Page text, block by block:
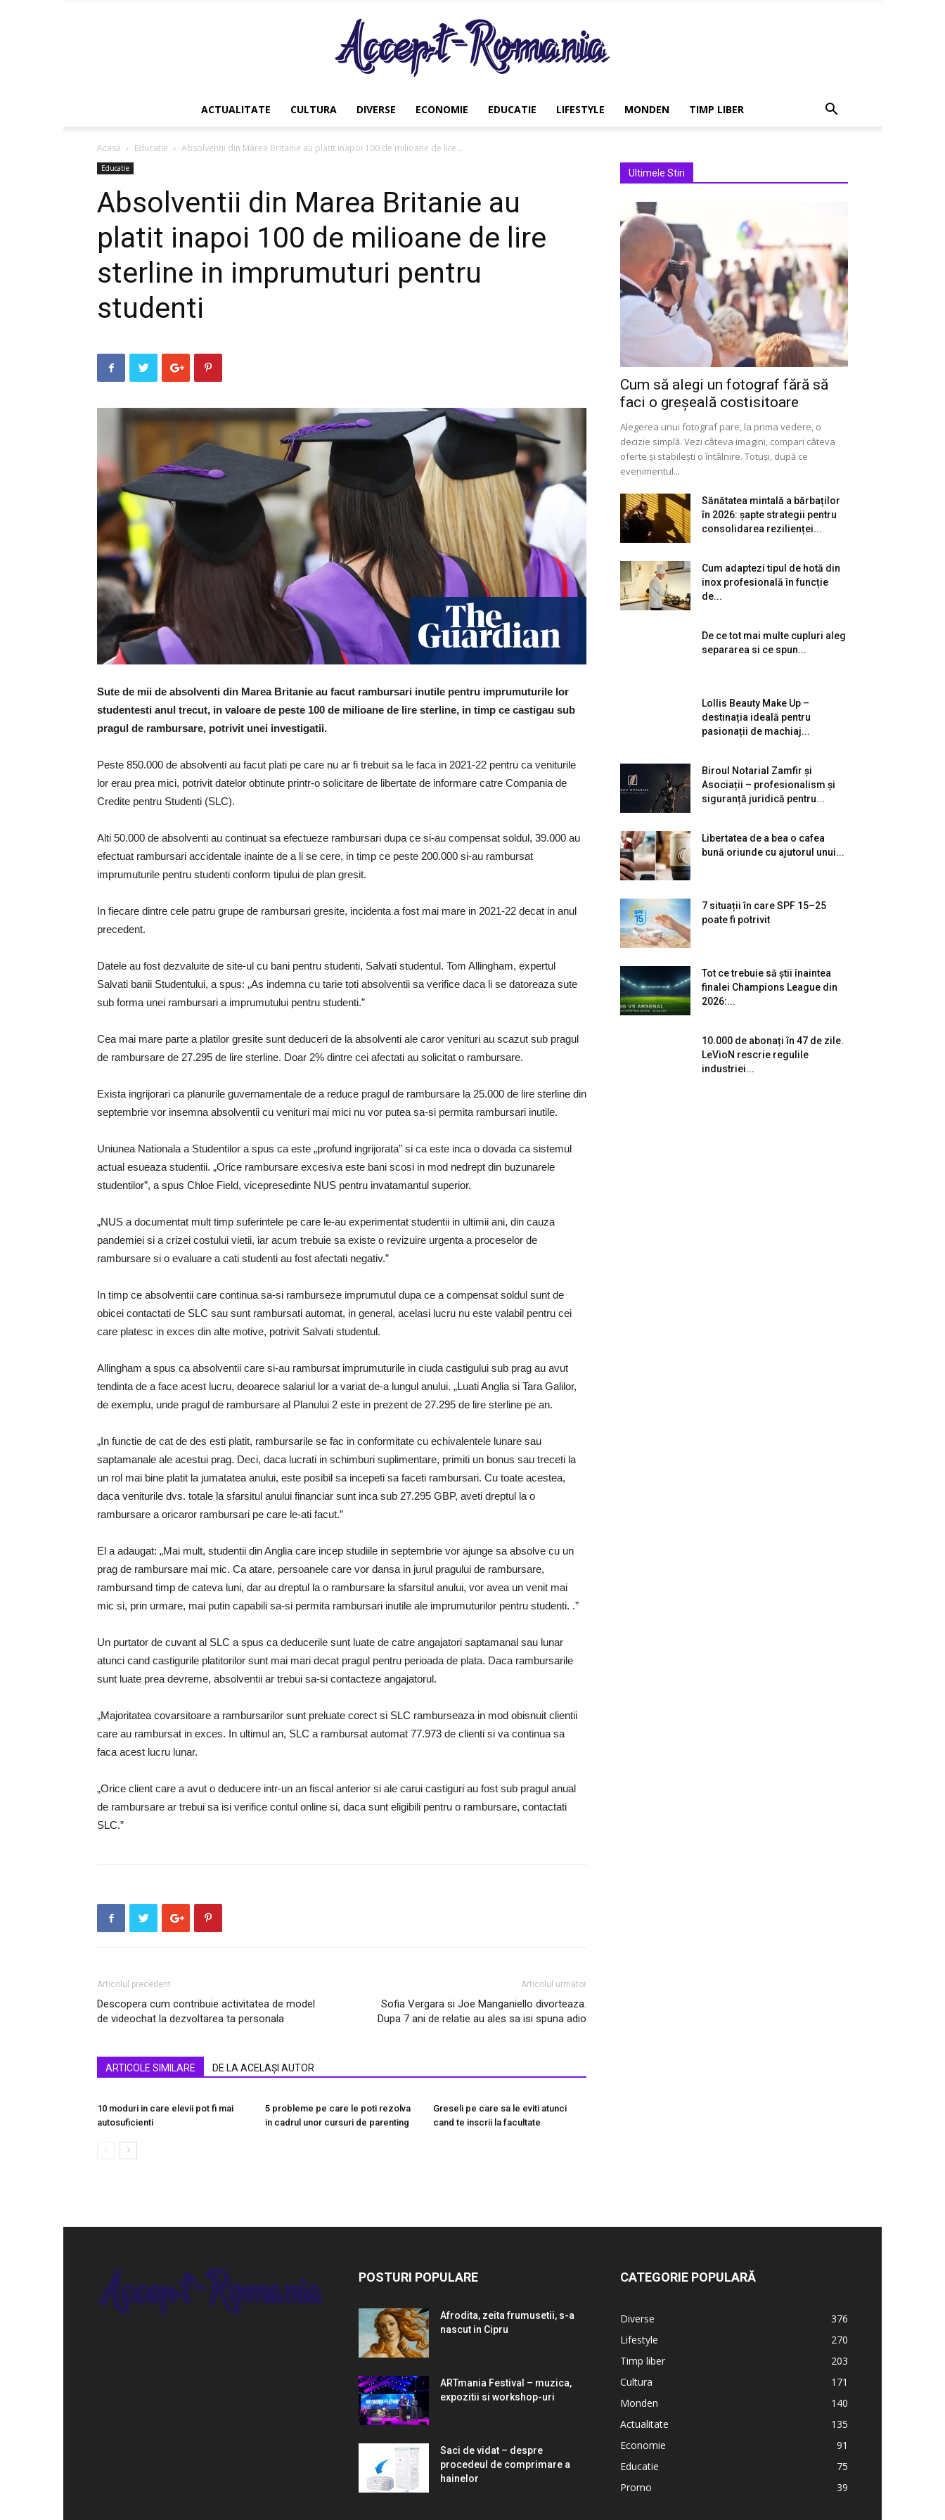
Romania
ACTUALITATE CULTURA DIVERSE ECONOMIE EDUCATIE LIFESTYLE MONDEN TIMP LIBER
Acasă Educatie Absolventii din Marea Britanie au platit inapoi 100 de milioane de lire...
Educatie
Absolventii din Marea Britanie au
platit inapoi 100 de milioane de lire
sterline in imprumuturi pentru
studenti
Sute de mii de absolventi din Marea Britanie au facut rambursari inutile pentru imprumuturile lor
studentesti anul trecut, in valoare de peste 100 de milioane de lire sterline, in timp ce castigau sub
pragul de rambursare, potrivit unei investigatii.
Peste 850.000 de absolventi au facut plati pe care nu ar fi trebuit sa le faca in 2021-22 pentru ca veniturile
lor erau prea mici, potrivit datelor obtinute printr-o solicitare de libertate de informare catre Compania de
Credite pentru Studenti (SLC).
Alti 50.000 de absolventi au continuat sa efectueze rambursari dupa ce si-au compensat soldul, 39.000 au
efectuat rambursari accidentale inainte de a li se cere, in timp ce peste 200.000 si-au rambursat
imprumuturile pentru studenti conform tipului de plan gresit.
In fiecare dintre cele patru grupe de rambursari gresite, incidenta a fost mai mare in 2021-22 decat in ​​anul
precedent.
Datele au fost dezvaluite de site-ul cu bani pentru studenti, Salvati studentul. Tom Allingham, expertul
Salvati banii Studentului, a spus: „As indemna cu tarie toti absolventii sa verifice daca li se datoreaza sute
sub forma unei rambursari a imprumutului pentru studenti.”
Cea mai mare parte a platilor gresite sunt deduceri de la absolventi ale caror venituri au scazut sub pragul
de rambursare de 27.295 de lire sterline. Doar 2% dintre cei afectati au solicitat o rambursare.
Exista ingrijorari ca planurile guvernamentale de a reduce pragul de rambursare la 25.000 de lire sterline din
septembrie vor insemna absolventii cu venituri mai mici nu vor putea sa-si permita rambursari inutile.
Uniunea Nationala a Studentilor a spus ca este „profund ingrijorata” si ca este inca o dovada ca sistemul
actual esueaza studentii. „Orice rambursare excesiva este bani scosi in mod nedrept din buzunarele
studentilor”, a spus Chloe Field, vicepresedinte NUS pentru invatamantul superior.
„NUS a documentat mult timp suferintele pe care le-au experimentat studentii in ultimii ani, din cauza
pandemiei si a crizei costului vietii, iar acum trebuie sa existe o revizuire urgenta a proceselor de
rambursare si o evaluare a cati studenti au fost afectati negativ.”
In timp ce absolventii care continua sa-si ramburseze imprumutul dupa ce a compensat soldul sunt de
obicei contactati de SLC sau sunt rambursati automat, in general, acelasi lucru nu este valabil pentru cei
care platesc in exces din alte motive, potrivit Salvati studentul.
Allingham a spus ca absolventii care si-au rambursat imprumuturile in ciuda castigului sub prag au avut
tendinta de a face acest lucru, deoarece salariul lor a variat de-a lungul anului. „Luati Anglia si Tara Galilor,
de exemplu, unde pragul de rambursare al Planului 2 este in prezent de 27.295 de lire sterline pe an.
„In functie de cat de des esti platit, rambursarile se fac in conformitate cu echivalentele lunare sau
saptamanale ale acestui prag. Deci, daca lucrati in schimburi suplimentare, primiti un bonus sau treceti la
un rol mai bine platit la jumatatea anului, este posibil sa incepeti sa faceti rambursari. Cu toate acestea,
daca veniturile dvs. totale la sfarsitul anului financiar sunt inca sub 27.295 GBP, aveti dreptul la o
rambursare a oricaror rambursari pe care le-ati facut.”
El a adaugat: „Mai mult, studentii din Anglia care incep studiile in septembrie vor ajunge sa absolve cu un
prag de rambursare mai mic. Ca atare, persoanele care vor dansa in jurul pragului de rambursare,
rambursand timp de cateva luni, dar au dreptul la o rambursare la sfarsitul anului, vor avea un venit mai
mic si, prin urmare, mai putin capabili sa-si permita rambursari inutile ale imprumuturilor pentru studenti. .”
Un purtator de cuvant al SLC a spus ca deducerile sunt luate de catre angajatori saptamanal sau lunar
atunci cand castigurile platitorilor sunt mai mari decat pragul pentru perioada de plata. Daca rambursarile
sunt luate prea devreme, absolventii ar trebui sa-si contacteze angajatorul.
„Majoritatea covarsitoare a rambursarilor sunt preluate corect si SLC ramburseaza in mod obisnuit clientii
care au rambursat in exces. In ultimul an, SLC a rambursat automat 77.973 de clienti si va continua sa
faca acest lucru lunar.
„Orice client care a avut o deducere intr-un an fiscal anterior si ale carui castiguri au fost sub pragul anual
de rambursare ar trebui sa isi verifice contul online si, daca sunt eligibili pentru o rambursare, contactati
SLC.”
Articolul precedent
Descopera cum contribuie activitatea de model
de videochat la dezvoltarea ta personala
Articolul următor
Sofia Vergara si Joe Manganiello divorteaza.
Dupa 7 ani de relatie au ales sa isi spuna adio
ARTICOLE SIMILARE DE LA ACELAȘI AUTOR
10 moduri in care elevii pot fi mai
autosuficienti
5 probleme pe care le poti rezolva
in cadrul unor cursuri de parenting
Greseli pe care sa le eviti atunci
cand te inscrii la facultate
Ultimele Stiri
Cum să alegi un fotograf fără să
faci o greșeală costisitoare
Alegerea unui fotograf pare, la prima vedere, o
decizie simplă. Vezi câteva imagini, compari câteva
oferte și stabilești o întâlnire. Totuși, după ce
evenimentul...
Sănătatea mintală a bărbaților
în 2026: șapte strategii pentru
consolidarea rezilienței...
Cum adaptezi tipul de hotă din
inox profesională în funcție
de...
De ce tot mai multe cupluri aleg
separarea si ce spun...
Lollis Beauty Make Up –
destinația ideală pentru
pasionații de machiaj...
Biroul Notarial Zamfir și
Asociații – profesionalism și
siguranță juridică pentru...
Libertatea de a bea o cafea
bună oriunde cu ajutorul unui...
7 situații în care SPF 15–25
poate fi potrivit
Tot ce trebuie să știi înaintea
finalei Champions League din
2026:...
10.000 de abonați în 47 de zile.
LeVioN rescrie regulile
industriei...
POSTURI POPULARE
Afrodita, zeita frumusetii, s-a
nascut in Cipru
ARTmania Festival – muzica,
expozitii si workshop-uri
Saci de vidat – despre
procedeul de comprimare a
hainelor
CATEGORIE POPULARĂ
Diverse
376
Lifestyle
270
Timp liber
203
Cultura
171
Monden
140
Actualitate
135
Economie
91
Educatie
75
Promo
39